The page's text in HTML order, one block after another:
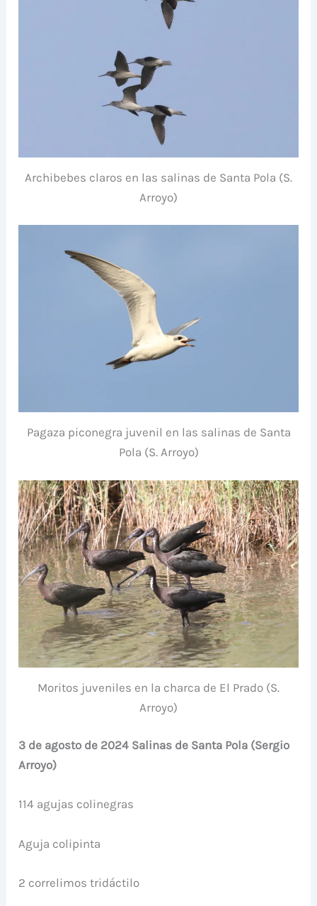
Archibebes claros en las salinas de Santa Pola (S.
Arroyo)
Pagaza piconegra juvenil en las salinas de Santa
Pola (S. Arroyo)
Moritos juveniles en la charca de El Prado (S.
Arroyo)
3 de agosto de 2024 Salinas de Santa Pola (Sergio
Arroyo)
114 agujas colinegras
Aguja colipinta
2 correlimos tridáctilo